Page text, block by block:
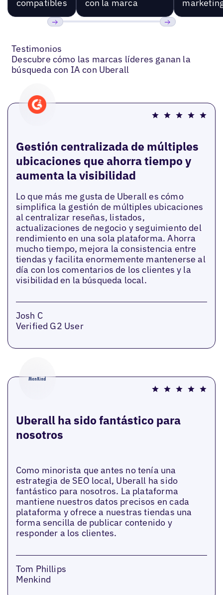
compatibles con la marca
Testimonios
Descubre cómo las marcas líderes ganan la
búsqueda con IA con Uberall
Gestión centralizada de múltiples
ubicaciones que ahorra tiempo y
aumenta la visibilidad
Lo que más me gusta de Uberall es cómo
simplifica la gestión de múltiples ubicaciones
al centralizar reseñas, listados,
actualizaciones de negocio y seguimiento del
rendimiento en una sola plataforma. Ahorra
mucho tiempo, mejora la consistencia entre
tiendas y facilita enormemente mantenerse al
día con los comentarios de los clientes y la
visibilidad en la búsqueda local.
Josh C
Verified G2 User
Uberall ha sido fantástico para
nosotros
Como minorista que antes no tenía una
estrategia de SEO local, Uberall ha sido
fantástico para nosotros. La plataforma
mantiene nuestros datos precisos en cada
plataforma y ofrece a nuestras tiendas una
forma sencilla de publicar contenido y
responder a los clientes.
Tom Phillips
Menkind